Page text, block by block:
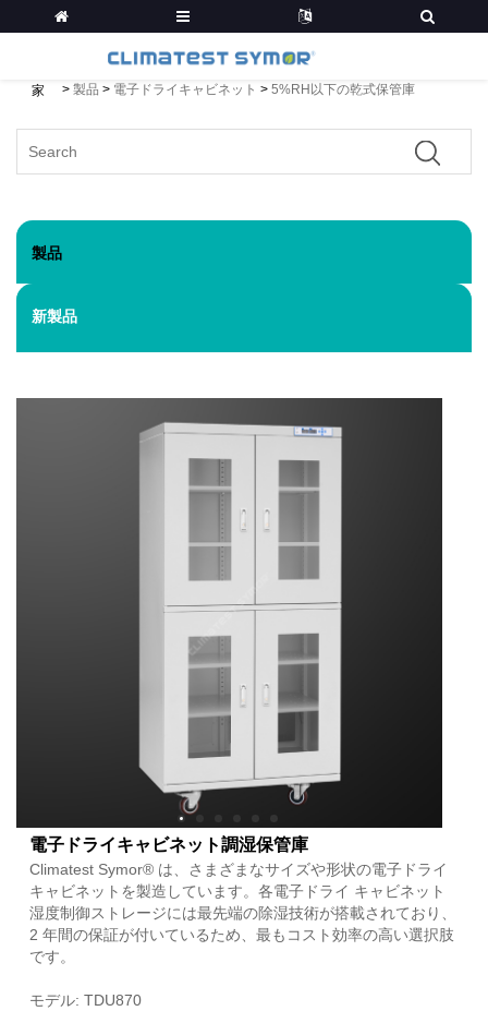
家 > 製品 > 電子ドライキャビネット > 5%RH以下の乾式保管庫
製品
新製品
電子ドライキャビネット調湿保管庫
Climatest Symor® は、さまざまなサイズや形状の電子ドライ
キャビネットを製造しています。各電子ドライ キャビネット
湿度制御ストレージには最先端の除湿技術が搭載されており、
2 年間の保証が付いているため、最もコスト効率の高い選択肢
です。
モデル: TDU870